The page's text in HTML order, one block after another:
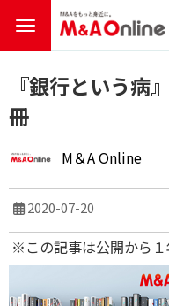
『銀行という病
冊
M＆A Online
2020-07-20
※この記事は公開から１